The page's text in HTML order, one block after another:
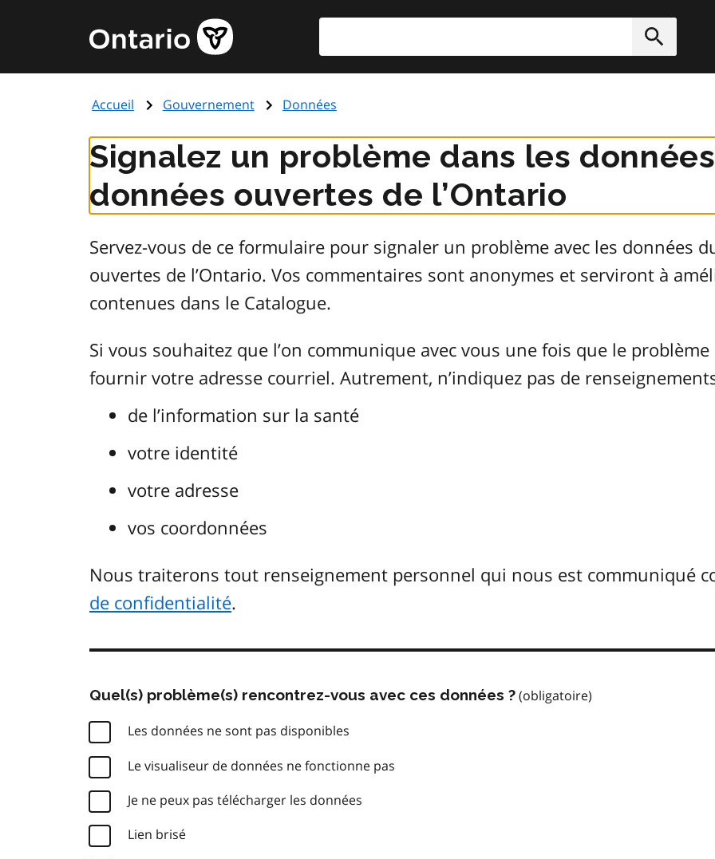
principal
Page
d'accueil
de
Accueil Gouvernement Données
Signalez un problème dans les
données ouvertes de l’Ontario
Servez-vous de ce formulaire pour signaler un problème avec les données
ouvertes de l’Ontario. Vos commentaires sont anonymes et serviront à
contenues dans le Catalogue.
Si vous souhaitez que l’on communique avec vous une fois que le
fournir votre adresse courriel. Autrement, n’indiquez pas de
de l’information sur la santé
votre identité
votre adresse
vos coordonnées
Nous traiterons tout renseignement personnel qui nous est communiqué
de confidentialité.
Quel(s) problème(s) rencontrez-vous avec ces données ?
Les données ne sont pas disponibles
Le visualiseur de données ne fonctionne pas
Je ne peux pas télécharger les données
Lien brisé